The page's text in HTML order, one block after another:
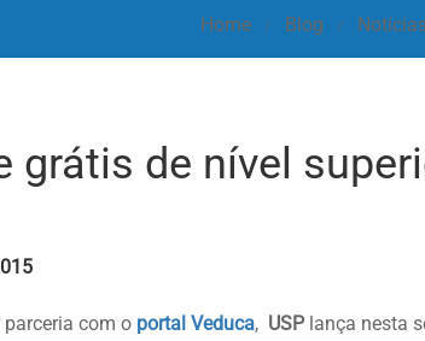
Home Blog
grátis de nível
parceria com o portal Veduca, USP lança nesta